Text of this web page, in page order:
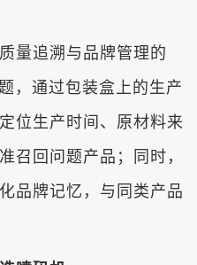
量追溯与品牌管理的
，通过包装盒上的生产
位生产时间、原材料来
召回问题产品；同时，
品牌记忆，与同类产品